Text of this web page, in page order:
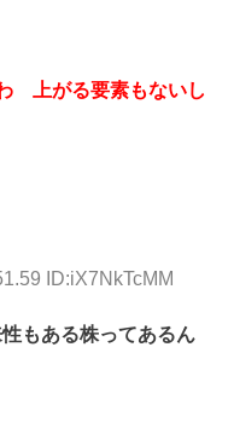
上がる要素もないし
ID:iX7NkTcMM
もある株ってあるん